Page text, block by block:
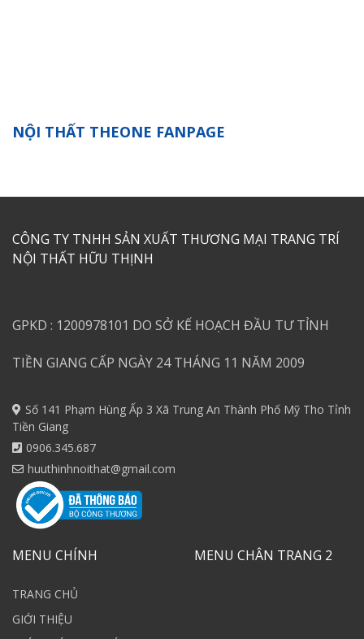
NỘI THẤT THEONE FANPAGE
CÔNG TY TNHH SẢN XUẤT THƯƠNG MẠI TRANG TRÍ
NỘI THẤT HỮU THỊNH
GPKD : 1200978101 DO SỞ KẾ HOẠCH ĐẦU TƯ TỈNH
TIỀN GIANG CẤP NGÀY 24 THÁNG 11 NĂM 2009
Số 141 Phạm Hùng Ấp 3 Xã Trung An Thành Phố Mỹ Tho Tỉnh
Tiền Giang
0906.345.687
huuthinhnoithat@gmail.com
MENU CHÍNH
TRANG CHỦ
GIỚI THIỆU
MENU CHÂN TRANG 2